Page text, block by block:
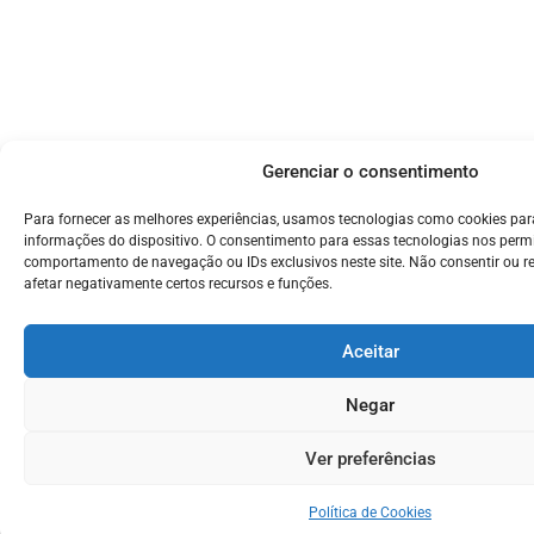
Gerenciar o consentimento
Para fornecer as melhores experiências, usamos tecnologias como cookies
informações do dispositivo. O consentimento para essas tecnologias nos
comportamento de navegação ou IDs exclusivos neste site. Não consentir ou
afetar negativamente certos recursos e funções.
Aceitar
Negar
Ver preferências
Política de Cookies